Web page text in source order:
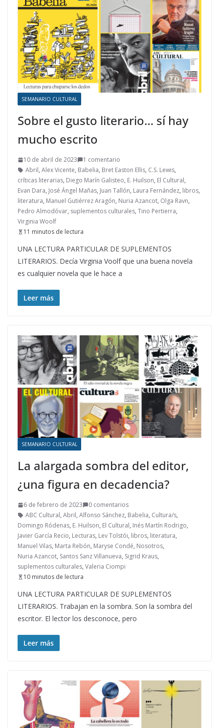
SEMANARIO CULTURAL
Sobre el gusto literario… sí hay
mucho escrito
10 de abril de 2023
1 comentario
Abril, Alex Vicente, Babelia, Bret Easton Ellis, C.S. Lewis,
críticas literarias, Diego Marín Galisteo, E. Huilson, El Cultural,
Evan Dara, José Ángel Mañas, Juan Tallón, Laura Fernández, libros,
literatura, Manuel Gutiérrez Aragón, Nuria Azancot, Olga Ravn,
Pedro Almodóvar, suplementos culturales, Tino Pertierra,
Virginia Woolf
11 minutos de lectura
UNA LECTURA PARTICULAR DE SUPLEMENTOS
LITERARIOS. Decía Virginia Voolf que una buena novela
es cualquier novela que le hace a
Leer más
SEMANARIO CULTURAL
La alargada sombra del editor,
¿una figura en decadencia?
6 de febrero de 2023
0 comentarios
ABC Cultural, Abril, Alfonso Sánchez, Babelia, Cultura/s,
Domingo Ródenas, E. Huilson, El Cultural, Inés Martín Rodrigo,
Javier García Recio, Lecturas, Lev Tolstói, libros, literatura,
Manuel Vilas, Marta Rebón, Maryse Condé, Nosotros,
Nuria Azancot, Santos Sanz Villanueva, Sigrid Kraus,
suplementos culturales, Valeria Ciompi
10 minutos de lectura
UNA LECTURA PARTICULAR DE SUPLEMENTOS
LITERARIOS. Trabajan en la sombra. Son la sombra del
escritor. El lector los desconoce, pero
Leer más